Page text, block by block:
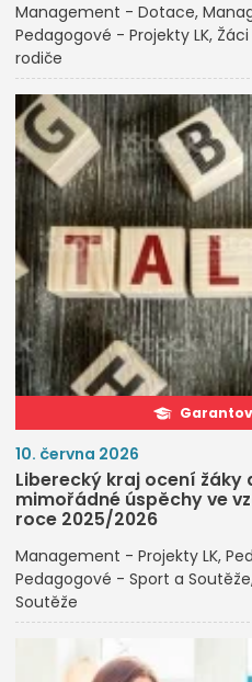
Management - Dotace
Pedagogové - Projekty LK
rodiče
10. června 2026
Liberecký kraj ocení žáky
mimořádné úspěchy ve
roce 2025/2026
Management - Projekty LK
Pedagogové - Sport a Soutěže
Soutěže